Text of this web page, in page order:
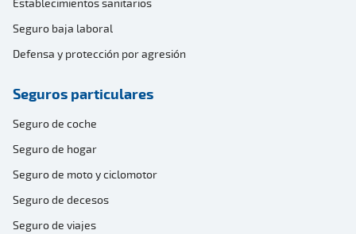
Establecimientos sanitarios
Seguro baja laboral
Defensa y protección por agresión
Seguros particulares
Seguro de coche
Seguro de hogar
Seguro de moto y ciclomotor
Seguro de decesos
Seguro de viajes